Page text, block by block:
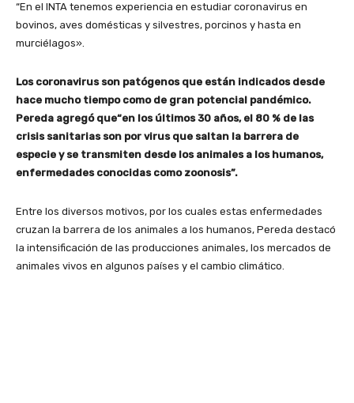
“En el INTA tenemos experiencia en estudiar coronavirus en
bovinos, aves domésticas y silvestres, porcinos y hasta en
murciélagos».
Los coronavirus son patógenos que están indicados desde
hace mucho tiempo como de gran potencial pandémico.
Pereda agregó que“en los últimos 30 años, el 80 % de las
crisis sanitarias son por virus que saltan la barrera de
especie y se transmiten desde los animales a los humanos,
enfermedades conocidas como zoonosis”.
Entre los diversos motivos, por los cuales estas enfermedades
cruzan la barrera de los animales a los humanos, Pereda destacó
la intensificación de las producciones animales, los mercados de
animales vivos en algunos países y el cambio climático.